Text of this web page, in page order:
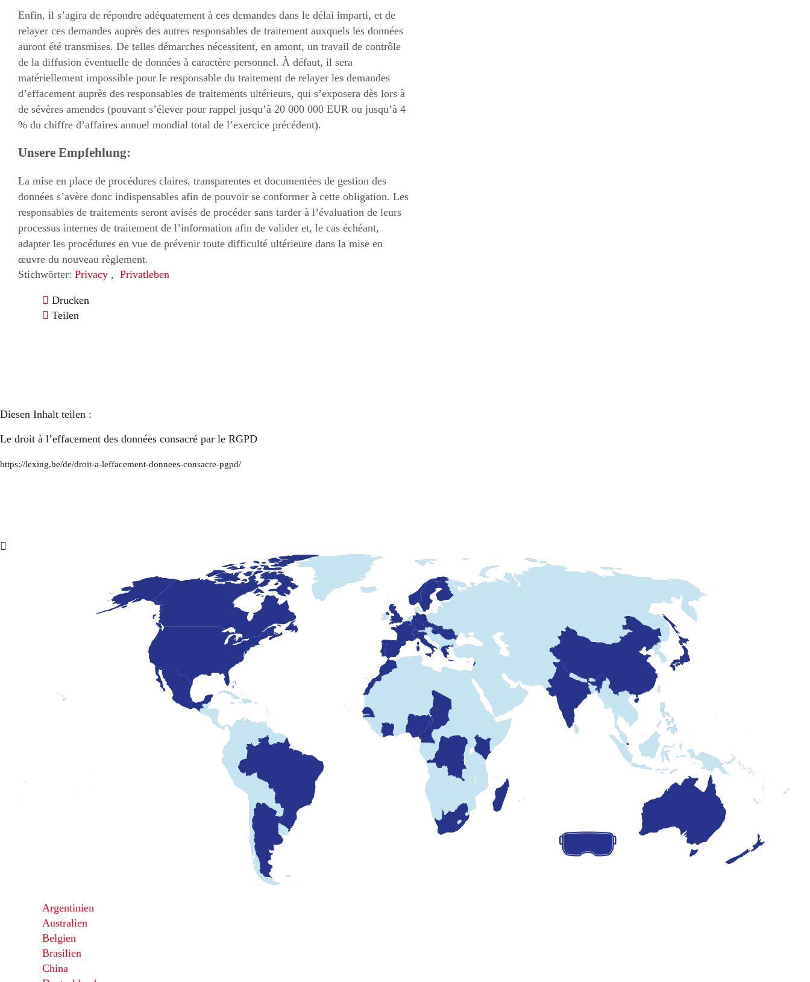
Enfin, il s’agira de répondre adéquatement à ces demandes dans le délai imparti, et de
relayer ces demandes auprès des autres responsables de traitement auxquels les données
auront été transmises. De telles démarches nécessitent, en amont, un travail de contrôle
de la diffusion éventuelle de données à caractère personnel. À défaut, il sera
matériellement impossible pour le responsable du traitement de relayer les demandes
d’effacement auprès des responsables de traitements ultérieurs, qui s’exposera dès lors à
de sévères amendes (pouvant s’élever pour rappel jusqu’à 20 000 000 EUR ou jusqu’à 4
% du chiffre d’affaires annuel mondial total de l’exercice précédent).
Unsere Empfehlung:
La mise en place de procédures claires, transparentes et documentées de gestion des
données s’avère donc indispensables afin de pouvoir se conformer à cette obligation. Les
responsables de traitements seront avisés de procéder sans tarder à l’évaluation de leurs
processus internes de traitement de l’information afin de valider et, le cas échéant,
adapter les procédures en vue de prévenir toute difficulté ultérieure dans la mise en
œuvre du nouveau règlement.
Stichwörter: Privacy , Privatleben
Drucken
Teilen
Diesen Inhalt teilen :
Le droit à l’effacement des données consacré par le RGPD
https://lexing.be/de/droit-a-leffacement-donnees-consacre-pgpd/
Argentinien
Australien
Belgien
Brasilien
China